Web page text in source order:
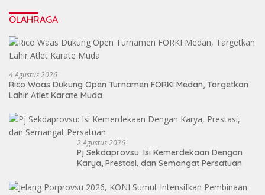
OLAHRAGA
4 Agustus 2026
Rico Waas Dukung Open Turnamen FORKI Medan, Targetkan
Lahir Atlet Karate Muda
2 Agustus 2026
Pj Sekdaprovsu: Isi Kemerdekaan Dengan
Karya, Prestasi, dan Semangat Persatuan